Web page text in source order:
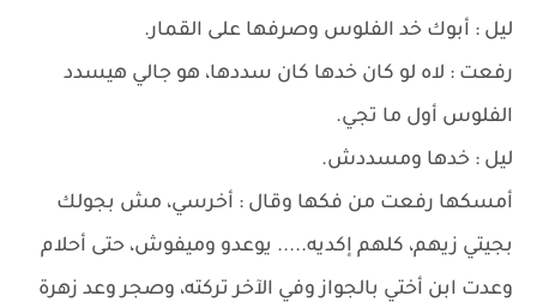
ليل : أبوك خد الفلوس وصرفها على القمار.
رفعت : لاه لو كان خدها كان سددها، هو جالي هيسدد
الفلوس أول ما تجي.
ليل : خدها ومسددش.
أمسكها رفعت من فكها وقال : أخرسي، مش بجولك
بجيتي زيهم، كلهم إكديه..... يوعدو وميفوش، حتى أحلام
وعدت ابن أختي بالجواز وفي الآخر تركته، وصجر وعد زهرة